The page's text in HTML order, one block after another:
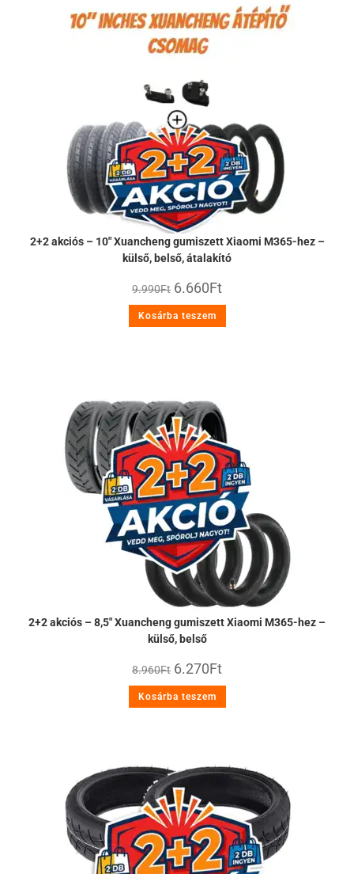
2+2 akciós – 10″ Xuancheng gumiszett Xiaomi M365-hez –
külső, belső, átalakító
9.990Ft 6.660Ft
Kosárba teszem
2+2 akciós – 8,5″ Xuancheng gumiszett Xiaomi M365-hez –
külső, belső
8.960Ft 6.270Ft
Kosárba teszem